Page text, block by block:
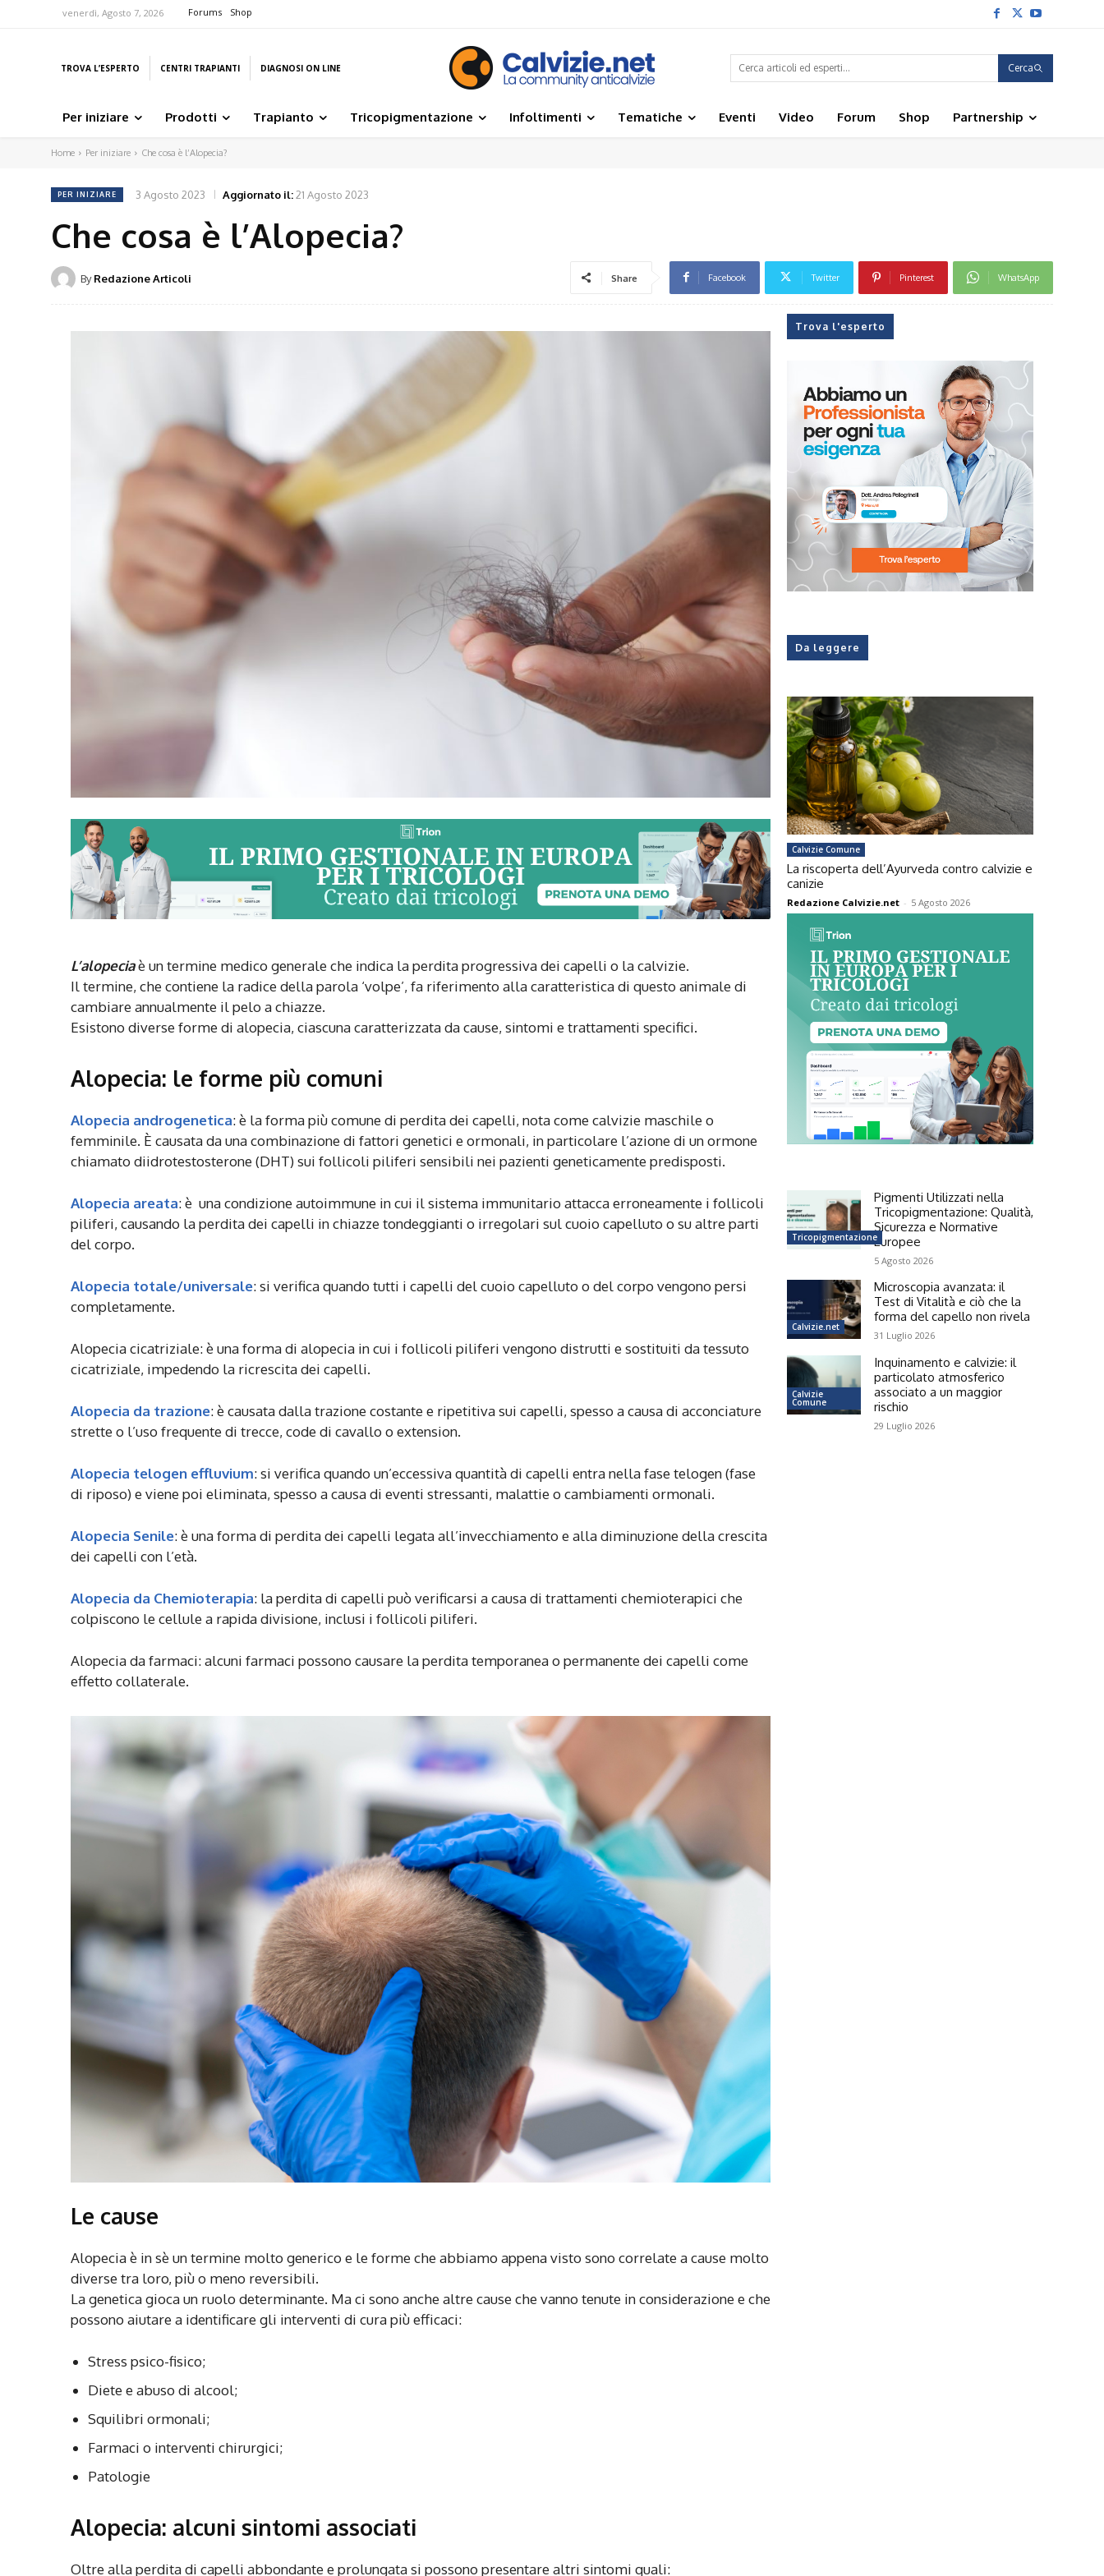
venerdì, Agosto 7, 2026 Forums Shop
TROVA L’ESPERTO CENTRI TRAPIANTI DIAGNOSI ON LINE Cerca
Per iniziare Prodotti Trapianto Tricopigmentazione Infoltimenti Tematiche Eventi Video Forum Shop Partnership
Home Per iniziare Che cosa è l’Alopecia?
PER INIZIARE 3 Agosto 2023 Aggiornato il:21 Agosto 2023
Che cosa è l’Alopecia?
By Redazione Articoli Share Facebook Twitter Pinterest WhatsApp
L’alopeciaè un termine medico generale che indica la perdita progressiva dei capelli o la calvizie.
Il termine, che contiene la radice della parola ‘volpe’, fa riferimento alla caratteristica di questo animale di
cambiare annualmente il pelo a chiazze.
Esistono diverse forme di alopecia, ciascuna caratterizzata da cause, sintomi e trattamenti specifici.
Alopecia: le forme più comuni
Alopecia androgenetica: è la forma più comune di perdita dei capelli, nota come calvizie maschile o
femminile. È causata da una combinazione di fattori genetici e ormonali, in particolare l’azione di un ormone
chiamato diidrotestosterone (DHT) sui follicoli piliferi sensibili nei pazienti geneticamente predisposti.
Alopecia areata: è una condizione autoimmune in cui il sistema immunitario attacca erroneamente i follicoli
piliferi, causando la perdita dei capelli in chiazze tondeggianti o irregolari sul cuoio capelluto o su altre parti
del corpo.
Alopecia totale/universale: si verifica quando tutti i capelli del cuoio capelluto o del corpo vengono persi
completamente.
Alopecia cicatriziale: è una forma di alopecia in cui i follicoli piliferi vengono distrutti e sostituiti da tessuto
cicatriziale, impedendo la ricrescita dei capelli.
Alopecia da trazione: è causata dalla trazione costante e ripetitiva sui capelli, spesso a causa di acconciature
strette o l’uso frequente di trecce, code di cavallo o extension.
Alopecia telogen effluvium: si verifica quando un’eccessiva quantità di capelli entra nella fase telogen (fase
di riposo) e viene poi eliminata, spesso a causa di eventi stressanti, malattie o cambiamenti ormonali.
Alopecia Senile: è una forma di perdita dei capelli legata all’invecchiamento e alla diminuzione della crescita
dei capelli con l’età.
Alopecia da Chemioterapia: la perdita di capelli può verificarsi a causa di trattamenti chemioterapici che
colpiscono le cellule a rapida divisione, inclusi i follicoli piliferi.
Alopecia da farmaci: alcuni farmaci possono causare la perdita temporanea o permanente dei capelli come
effetto collaterale.
Le cause
Alopecia è in sè un termine molto generico e le forme che abbiamo appena visto sono correlate a cause molto
diverse tra loro, più o meno reversibili.
La genetica gioca un ruolo determinante. Ma ci sono anche altre cause che vanno tenute in considerazione e che
possono aiutare a identificare gli interventi di cura più efficaci:
Stress psico-fisico;
Diete e abuso di alcool;
Squilibri ormonali;
Farmaci o interventi chirurgici;
Patologie
Alopecia: alcuni sintomi associati
Oltre alla perdita di capelli abbondante e prolungata si possono presentare altri sintomi quali:
Trova l'esperto
Da leggere
Calvizie Comune
La riscoperta dell’Ayurveda contro calvizie e
canizie
Redazione Calvizie.net - 5 Agosto 2026
Tricopigmentazione
Pigmenti Utilizzati nella
Tricopigmentazione: Qualità,
Sicurezza e Normative
Europee
5 Agosto 2026
Calvizie.net
Microscopia avanzata: il
Test di Vitalità e ciò che la
forma del capello non rivela
31 Luglio 2026
Calvizie
Comune
Inquinamento e calvizie: il
particolato atmosferico
associato a un maggior
rischio
29 Luglio 2026